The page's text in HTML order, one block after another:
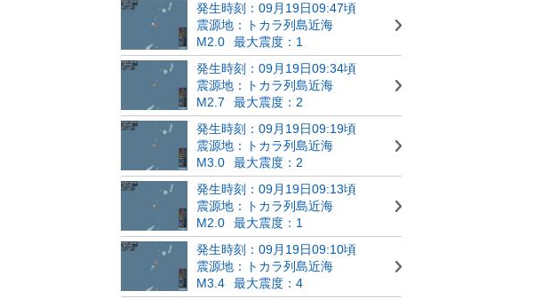
発生時刻：09月19日09:47頃
震源地：トカラ列島近海
M2.0
最大震度：1
発生時刻：09月19日09:34頃
震源地：トカラ列島近海
M2.7
最大震度：2
発生時刻：09月19日09:19頃
震源地：トカラ列島近海
M3.0
最大震度：2
発生時刻：09月19日09:13頃
震源地：トカラ列島近海
M2.0
最大震度：1
発生時刻：09月19日09:10頃
震源地：トカラ列島近海
M3.4
最大震度：4